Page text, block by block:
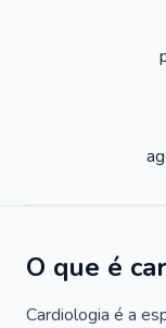
O que é
Cardiologia é a